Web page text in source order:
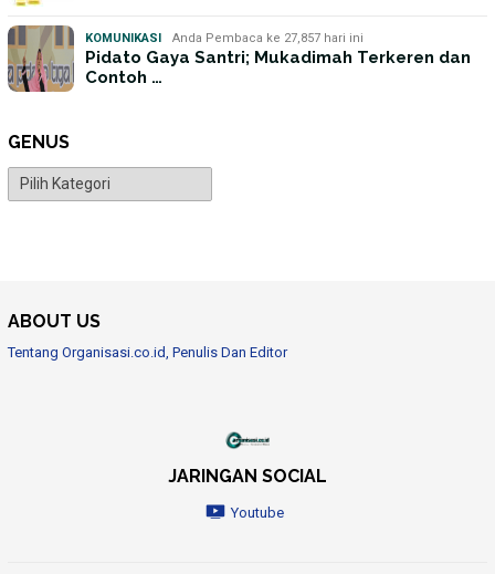
KOMUNIKASI Anda Pembaca ke 27,857 hari ini
Pidato Gaya Santri; Mukadimah Terkeren dan
Contoh …
GENUS
Genus
ABOUT US
Tentang Organisasi.co.id, Penulis Dan Editor
JARINGAN SOCIAL
Youtube